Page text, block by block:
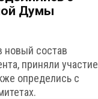
Думы
состав
приняли участие
определись с